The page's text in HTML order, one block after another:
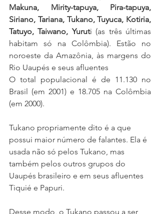
Makuna, Mirity-tapuya, Pira-tapuya,
Siriano, Tariana, Tukano, Tuyuca, Kotiria,
Tatuyo, Taiwano, Yuruti (as três últimas
habitam só na Colômbia). Estão no
noroeste da Amazônia, às margens do
Rio Uaupés e seus afluentes
O total populacional é de 11.130 no
Brasil (em 2001) e 18.705 na Colômbia
(em 2000).
Tukano propriamente dito é a que
possui maior número de falantes. Ela é
usada não só pelos Tukano, mas
também pelos outros grupos do
Uaupés brasileiro e em seus afluentes
Tiquié e Papuri.
Desse modo, o Tukano passou a ser